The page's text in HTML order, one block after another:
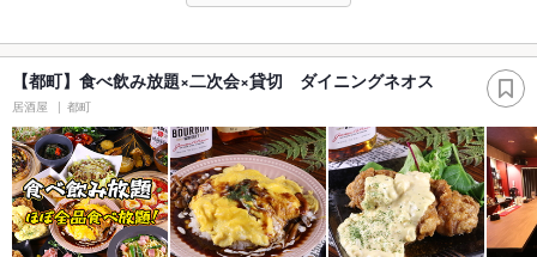
【都町】食べ飲み放題×二次会×貸切 ダイニングネオス
居酒屋 都町